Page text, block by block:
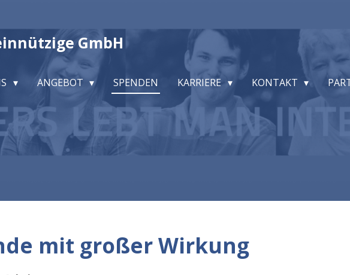
GmbH
ANGEBOT SPENDEN KARRIERE KONTAKT
mit großer Wirkung